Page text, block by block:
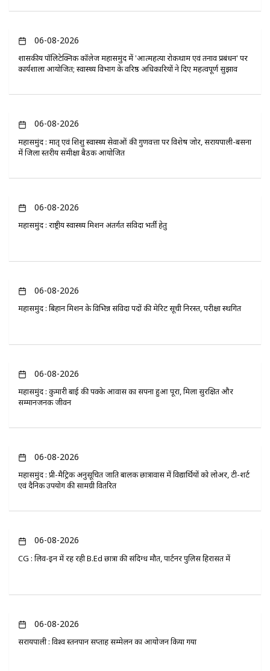
06-08-2026
​शासकीय पॉलिटेक्निक कॉलेज महासमुंद में 'आत्महत्या रोकथाम एवं तनाव प्रबंधन' पर
कार्यशाला आयोजित; स्वास्थ्य विभाग के वरिष्ठ अधिकारियों ने दिए महत्वपूर्ण सुझाव
06-08-2026
महासमुंद : मातृ एवं शिशु स्वास्थ्य सेवाओं की गुणवत्ता पर विशेष जोर, सरायपाली-बसना
में जिला स्तरीय समीक्षा बैठक आयोजित
06-08-2026
महासमुंद : राष्ट्रीय स्वास्थ्य मिशन अंतर्गत संविदा भर्ती हेतु
06-08-2026
महासमुंद : बिहान मिशन के विभिन्न संविदा पदों की मेरिट सूची निरस्त, परीक्षा स्थगित
06-08-2026
महासमुंद : कुमारी बाई की पक्के आवास का सपना हुआ पूरा, मिला सुरक्षित और
सम्मानजनक जीवन
06-08-2026
महासमुंद : प्री-मैट्रिक अनुसूचित जाति बालक छात्रावास में विद्यार्थियों को लोअर, टी-शर्ट
एवं दैनिक उपयोग की सामग्री वितरित
06-08-2026
CG : लिव-इन में रह रही B.Ed छात्रा की संदिग्ध मौत, पार्टनर पुलिस हिरासत में
06-08-2026
सरायपाली : विश्व स्तनपान सप्ताह सम्मेलन का आयोजन किया गया